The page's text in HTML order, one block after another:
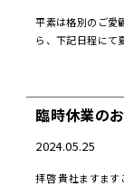
平素は格別のご愛
ら、下記日程にて
臨時休業の
2024.05.25
拝啓 貴社ますま